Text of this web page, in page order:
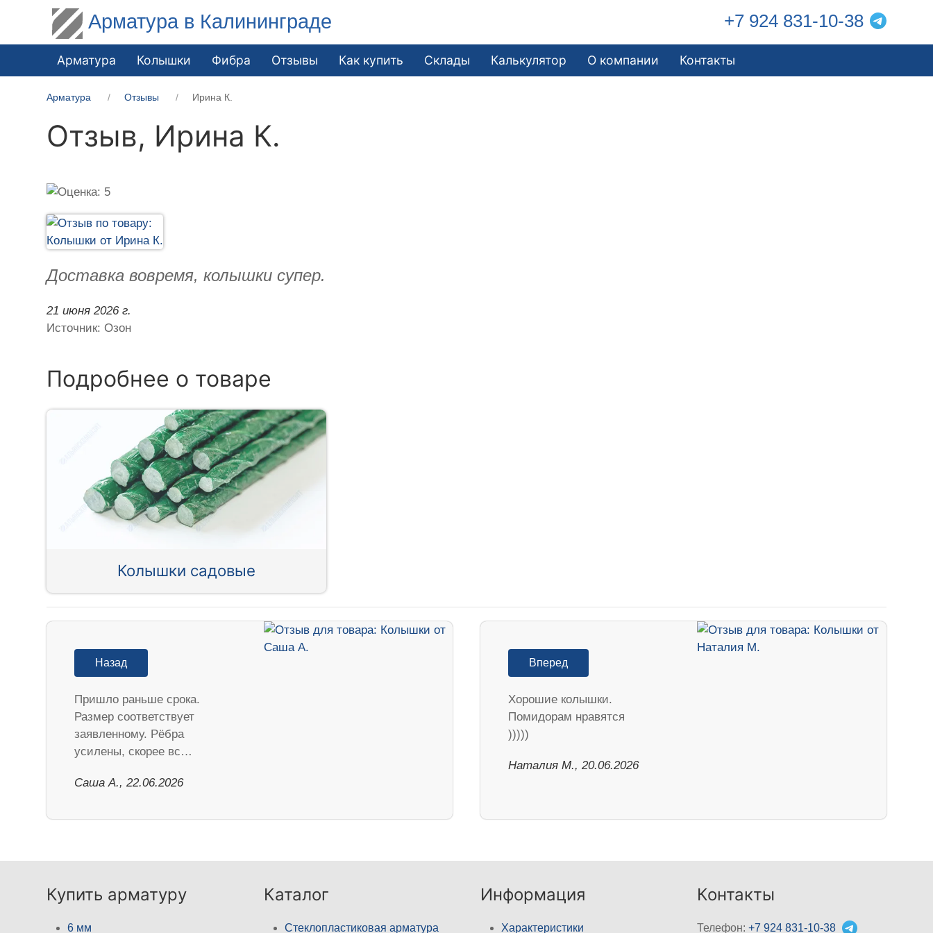
Арматура в Калининграде +7 924 831-10-38
Арматура Колышки Фибра Отзывы Как купить Склады Калькулятор О компании Контакты
Арматура Отзывы Ирина К.
Отзыв, Ирина К.
Доставка вовремя, колышки супер.
21 июня 2026 г.
Источник: Озон
Подробнее о товаре
Колышки садовые
Назад
Пришло раньше срока.
Размер соответствует
заявленному. Рёбра
усилены, скорее вс…
Саша А., 22.06.2026
Вперед
Хорошие колышки.
Помидорам нравятся
)))))
Наталия М., 20.06.2026
Купить арматуру
6 мм
Каталог
Стеклопластиковая арматура
Информация
Характеристики
Контакты
Телефон:+7 924 831-10-38